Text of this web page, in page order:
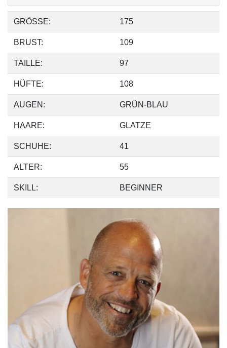
GRÖSSE: 175
BRUST: 109
TAILLE: 97
HÜFTE: 108
AUGEN: GRÜN-BLAU
HAARE: GLATZE
SCHUHE: 41
ALTER: 55
SKILL: BEGINNER